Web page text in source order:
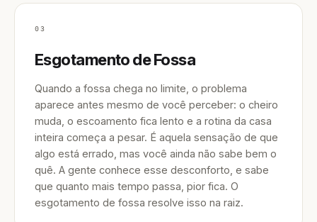
03
Esgotamento de Fossa
Quando a fossa chega no limite, o problema
aparece antes mesmo de você perceber: o cheiro
muda, o escoamento fica lento e a rotina da casa
inteira começa a pesar. É aquela sensação de que
algo está errado, mas você ainda não sabe bem o
quê. A gente conhece esse desconforto, e sabe
que quanto mais tempo passa, pior fica. O
esgotamento de fossa resolve isso na raiz.